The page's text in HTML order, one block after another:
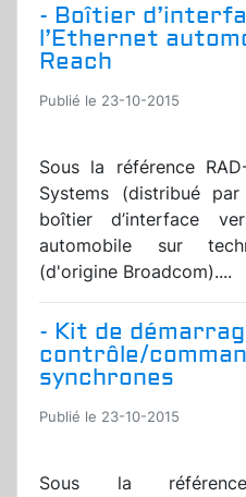
- Boîtier
l’Ethernet
Reach
Publié le 23-10-2015
Sous la référence
Systems (distribué
boîtier d’interface
automobile sur
(d'origine Broadcom)....
- Kit de
contrôle/
synchrones
Publié le 23-10-2015
Sous la référence